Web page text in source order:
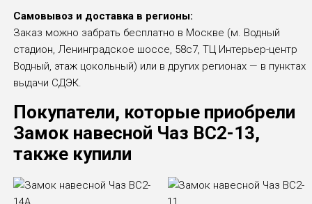
Самовывоз и доставка в регионы:
Заказ можно забрать бесплатно в Москве (м. Водный
стадион, Ленинградское шоссе, 58с7, ТЦ Интерьер-центр
Водный, этаж цокольный) или в других регионах — в пунктах
выдачи СДЭК.
Покупатели, которые приобрели
Замок навесной Чаз ВС2-13,
также купили